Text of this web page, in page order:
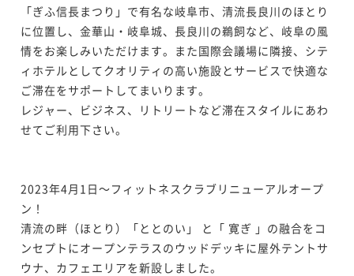
「ぎふ信長まつり」で有名な岐阜市、清流長良川のほとり
に位置し、金華山・岐阜城、長良川の鵜飼など、岐阜の風
情をお楽しみいただけます。また国際会議場に隣接、シテ
ィホテルとしてクオリティの高い施設とサービスで快適な
ご滞在をサポートしてまいります。
レジャー、ビジネス、リトリートなど滞在スタイルにあわ
せてご利用下さい。
2023年4月1日～フィットネスクラブリニューアルオープ
ン！
清流の畔（ほとり）「ととのい」 と「 寛ぎ 」の融合をコ
ンセプトにオープンテラスのウッドデッキに屋外テントサ
ウナ、カフェエリアを新設しました。